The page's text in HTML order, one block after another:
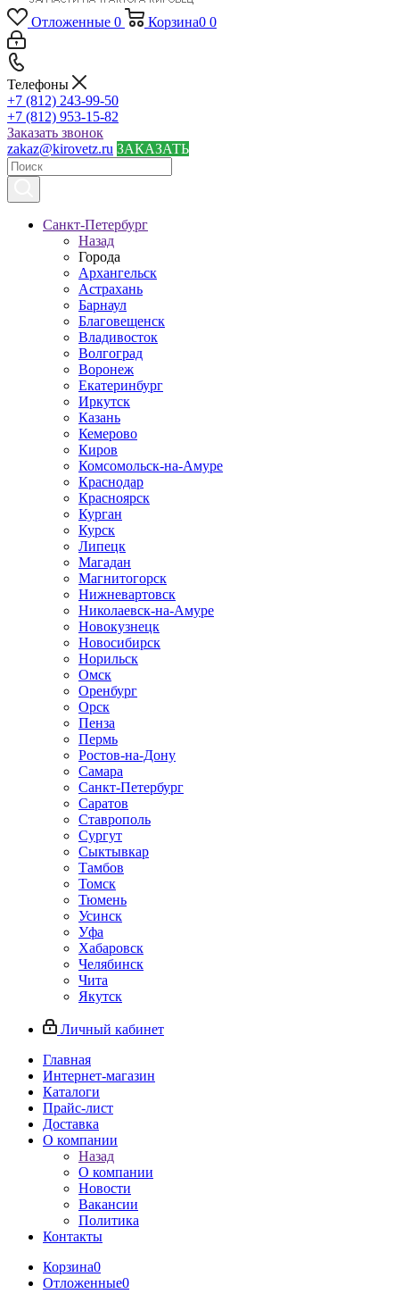
Отложенные 0 Корзина0 0
Телефоны
+7 (812) 243-99-50
+7 (812) 953-15-82
Заказать звонок
zakaz@kirovetz.ru ЗАКАЗАТЬ
Санкт-Петербург
Назад
Города
Архангельск
Астрахань
Барнаул
Благовещенск
Владивосток
Волгоград
Воронеж
Екатеринбург
Иркутск
Казань
Кемерово
Киров
Комсомольск-на-Амуре
Краснодар
Красноярск
Курган
Курск
Липецк
Магадан
Магнитогорск
Нижневартовск
Николаевск-на-Амуре
Новокузнецк
Новосибирск
Норильск
Омск
Оренбург
Орск
Пенза
Пермь
Ростов-на-Дону
Самара
Санкт-Петербург
Саратов
Ставрополь
Сургут
Сыктывкар
Тамбов
Томск
Тюмень
Усинск
Уфа
Хабаровск
Челябинск
Чита
Якутск
Личный кабинет
Главная
Интернет-магазин
Каталоги
Прайс-лист
Доставка
О компании
Назад
О компании
Новости
Вакансии
Политика
Контакты
Корзина0
Отложенные0